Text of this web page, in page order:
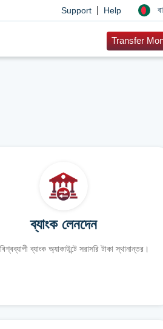
Support Help
Transfer
ব্যাংক লেনদেন
ব্যাংক অ্যাকাউন্টে সরাসরি টাকা স্থানান্তর।